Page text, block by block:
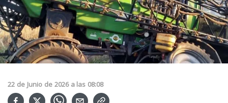
22 de Junio de 2026 a las 08:08